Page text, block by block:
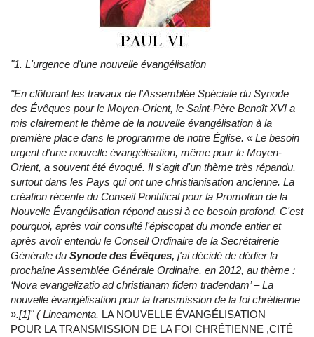
"1. L'urgence d'une nouvelle évangélisation
"En clôturant les travaux de l'Assemblée Spéciale du Synode
des Évêques pour le Moyen-Orient, le Saint-Père Benoît XVI a
mis clairement le thème de la nouvelle évangélisation à la
première place dans le programme de notre Église. « Le besoin
urgent d'une nouvelle évangélisation, même pour le Moyen-
Orient, a souvent été évoqué. Il s'agit d'un thème très répandu,
surtout dans les Pays qui ont une christianisation ancienne. La
création récente du Conseil Pontifical pour la Promotion de la
Nouvelle Évangélisation répond aussi à ce besoin profond. C'est
pourquoi, après voir consulté l'épiscopat du monde entier et
après avoir entendu le Conseil Ordinaire de la Secrétairerie
Générale du Synode des Évêques, j'ai décidé de dédier la
prochaine Assemblée Générale Ordinaire, en 2012, au thème :
‘Nova evangelizatio ad christianam fidem tradendam’ – La
nouvelle évangélisation pour la transmission de la foi chrétienne
».[1]" ( Lineamenta, LA NOUVELLE ÉVANGÉLISATION
POUR LA TRANSMISSION DE LA FOI CHRÉTIENNE ,CITÉ